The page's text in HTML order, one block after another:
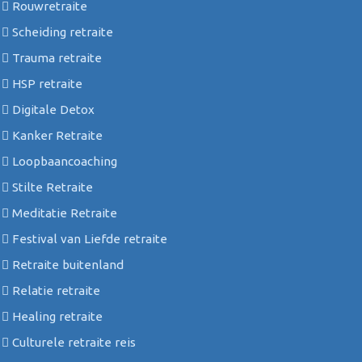
Rouwretraite
Scheiding retraite
Trauma retraite
HSP retraite
Digitale Detox
Kanker Retraite
Loopbaancoaching
Stilte Retraite
Meditatie Retraite
Festival van Liefde retraite
Retraite buitenland
Relatie retraite
Healing retraite
Culturele retraite reis